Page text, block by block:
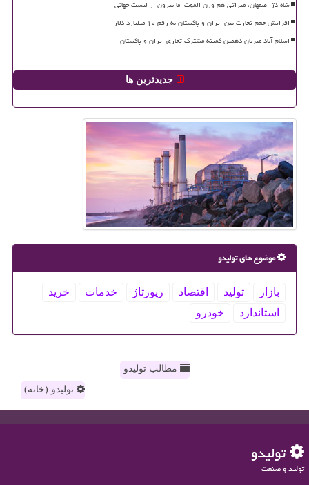
شاه دژ اصفهان، میراثی هم وزن الموت اما بیرون از لیست جهانی
افزایش حجم تجارت بین ایران و پاکستان به رقم ۱۰ میلیارد دلار
اسلام آباد میزبان دهمین کمیته مشترک تجاری ایران و پاکستان
جدیدترین ها
موضوع های تولیدو
بازار تولید اقتصاد رپورتاژ خدمات
خرید
استاندارد
خودرو
مطالب تولیدو
تولیدو (خانه)
تولیدو
تولید و صنعت